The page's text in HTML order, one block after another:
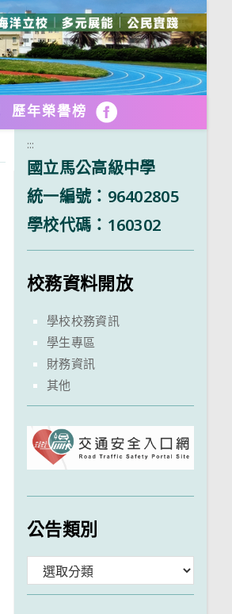
歷年榮譽榜 FB
:::
國立馬公高級中學
統一編號：96402805
學校代碼：160302
校務資料開放
學校校務資訊
學生專區
財務資訊
其他
公告類別
類